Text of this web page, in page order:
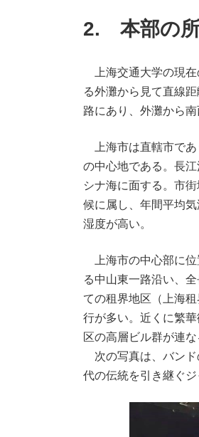
2. 本部の
上海交通大学の現在
る外灘から見て直線
路にあり、外灘から
上海市は直轄市であ
の中心地である。長
シナ海に面する。市
候に属し、年間平均
湿度が高い。
上海市の中心部に位
る中山東一路沿い、
ての租界地区（上海
行が多い。近くに繁
区の高層ビル群が連な
次の写真は、バンド
代の伝統を引き継ぐ